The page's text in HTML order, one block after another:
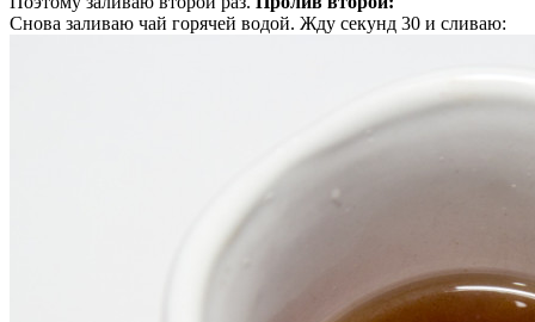
Снова заливаю чай горячей водой. Жду секунд 30 и сливаю: